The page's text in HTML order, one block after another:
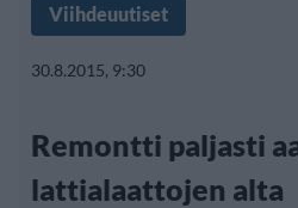
Viihdeuutiset
30.8.2015, 9:30
Remontti paljasti
lattialaattojen alta